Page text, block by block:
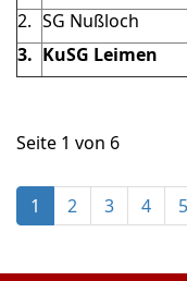
2. SG Nußloch
3. KuSG Leimen
Seite 1 von 6
1 2 3 4 5